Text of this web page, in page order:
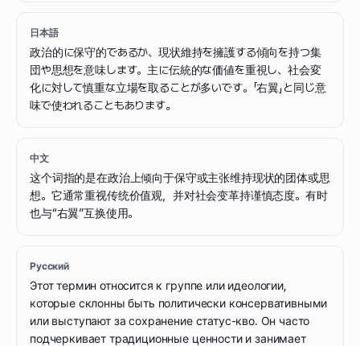
日本語
政治的に保守的であるか、現状維持を擁護する傾向を持つ集
団や思想を意味します。主に伝統的な価値を重視し、社会変
化に対して慎重な立場を取ることが多いです。「右翼」と同じ意
味で使われることもあります。
中文
这个词指的是在政治上倾向于保守或主张维持现状的团体或思
想。它通常重视传统价值观，并对社会变革持谨慎态度。有时
也与“右翼”互换使用。
Русский
Этот термин относится к группе или идеологии,
которые склонны быть политически консервативными
или выступают за сохранение статус-кво. Он часто
подчеркивает традиционные ценности и занимает